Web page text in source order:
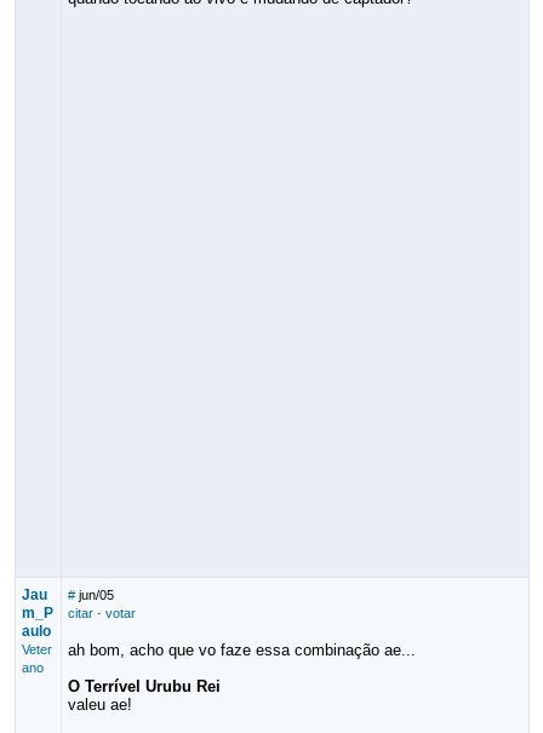
Jau
m_P
aulo
Veter
ano
# jun/05
citar· votar
ah bom, acho que vo faze essa combinação ae...
O Terrível Urubu Rei
valeu ae!